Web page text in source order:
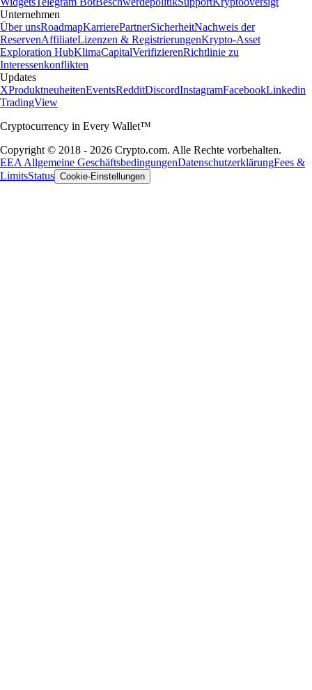
Unternehmen
Über unsRoadmapKarrierePartnerSicherheitNachweis der
ReservenAffiliateLizenzen & RegistrierungenKrypto-Asset
Exploration HubKlimaCapitalVerifizierenRichtlinie zu
Interessenkonflikten
Updates
XProduktneuheitenEventsRedditDiscordInstagramFacebookLinkedin
TradingView
Cryptocurrency in Every Wallet™
Copyright © 2018 - 2026 Crypto.com. Alle Rechte vorbehalten.
EEA Allgemeine GeschäftsbedingungenDatenschutzerklärungFees &
LimitsStatus Cookie-Einstellungen